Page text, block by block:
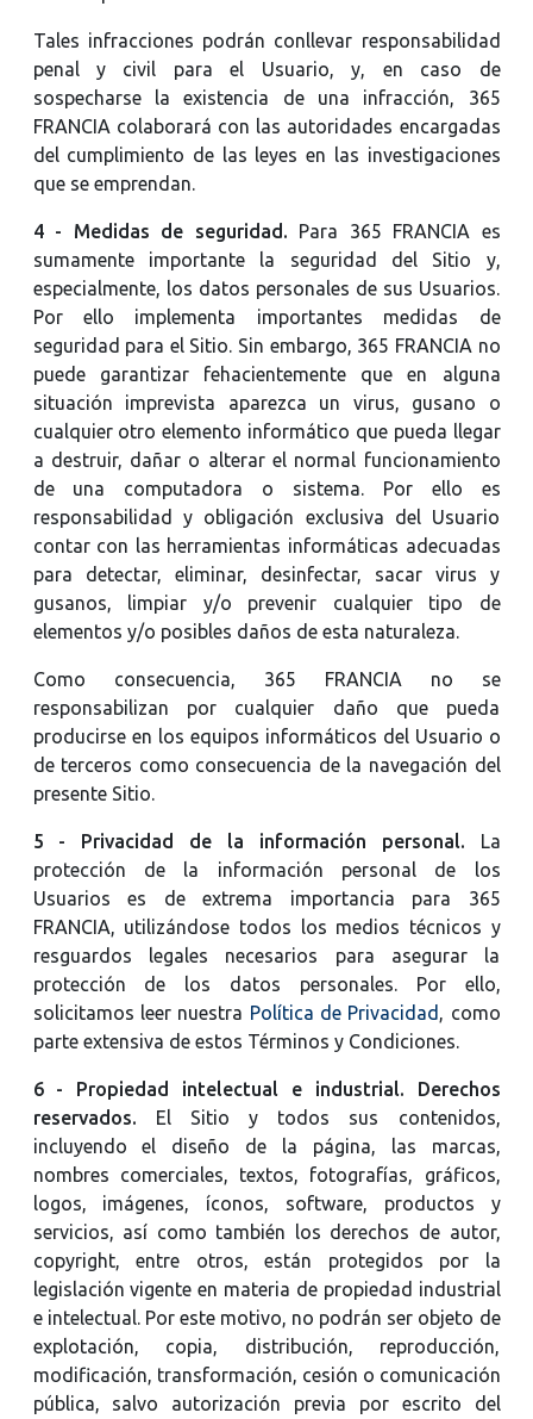
Tales infracciones podrán conllevar responsabilidad
penal y civil para el Usuario, y, en caso de
sospecharse la existencia de una infracción, 365
FRANCIA colaborará con las autoridades encargadas
del cumplimiento de las leyes en las investigaciones
que se emprendan.
4 - Medidas de seguridad. Para
365 FRANCIA es
sumamente importante la seguridad del Sitio y,
especialmente, los datos personales de sus Usuarios.
Por ello implementa importantes medidas de
seguridad para el Sitio. Sin embargo, 365 FRANCIA no
puede garantizar fehacientemente que en alguna
situación imprevista aparezca un virus, gusano o
cualquier otro elemento informático que pueda llegar
a destruir, dañar o alterar el normal funcionamiento
de una computadora o sistema. Por ello es
responsabilidad y obligación exclusiva del Usuario
contar con las herramientas informáticas adecuadas
para detectar, eliminar, desinfectar, sacar virus y
gusanos, limpiar y/o prevenir cualquier tipo de
elementos y/o posibles daños de esta naturaleza.
Como consecuencia, 365 FRANCIA no se
responsabilizan por cualquier daño que pueda
producirse en los equipos informáticos del Usuario o
de terceros como consecuencia de la navegación del
presente Sitio.
5 - Privacidad de la información personal. La
protección de la información personal de los
Usuarios es de extrema importancia para 365
FRANCIA, utilizándose todos los medios técnicos y
resguardos legales necesarios para asegurar la
protección de los datos personales. Por ello,
solicitamos leer nuestra Política de Privacidad , como
parte extensiva de estos Términos y Condiciones.
6 - Propiedad intelectual e industrial. Derechos
reservados. El Sitio y todos sus contenidos,
incluyendo el diseño de la página, las marcas,
nombres comerciales, textos, fotografías, gráficos,
logos, imágenes, íconos, software, productos y
servicios, así como también los derechos de autor,
copyright, entre otros, están protegidos por la
legislación vigente en materia de propiedad industrial
e intelectual. Por este motivo, no podrán ser objeto de
explotación, copia, distribución, reproducción,
modificación, transformación, cesión o comunicación
pública, salvo autorización previa por escrito del